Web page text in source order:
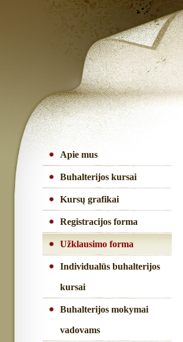
Apie mus
Buhalterijos kursai
Kursų grafikai
Registracijos forma
Užklausimo forma
Individualūs buhalterijos
kursai
Buhalterijos mokymai
vadovams